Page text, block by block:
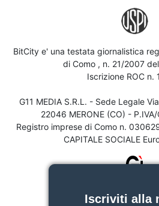
BitCity e' una testata giornalistica
di Como , n. 21/2007
Iscrizione ROC n.
G11 MEDIA S.R.L. - Sede Legale
22046 MERONE (CO) -
Registro imprese di Como n.
CAPITALE SOCIALE
Iscriviti alla